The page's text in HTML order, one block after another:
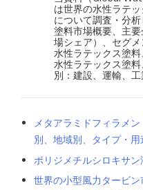
は世界の水性ラテ
について調査・分
塗料市場概要、主
場シェア）、セグ
水性ラテックス塗
水性ラテックス塗
別：建設、運輸、
メタアラミドフィラメ
別、地域別、タイプ・用
ポリジメチルシロキサ
世界の小型風力タービ